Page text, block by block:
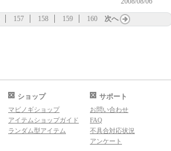
157 158 159 160 次へ
ショップ
マビノギショップ
アイテムショップガイド
ランダム型アイテム
サポート
お問い合わせ
FAQ
不具合対応状況
アンケート